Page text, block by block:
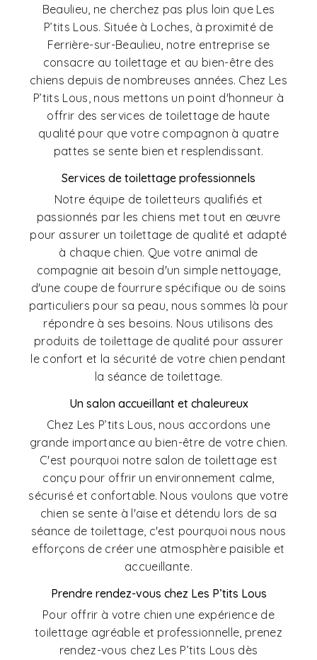
Beaulieu, ne cherchez pas plus loin que Les
P’tits Lous. Située à Loches, à proximité de
Ferrière-sur-Beaulieu, notre entreprise se
consacre au toilettage et au bien-être des
chiens depuis de nombreuses années. Chez Les
P’tits Lous, nous mettons un point d'honneur à
offrir des services de toilettage de haute
qualité pour que votre compagnon à quatre
pattes se sente bien et resplendissant.
Services de toilettage professionnels
Notre équipe de toiletteurs qualifiés et
passionnés par les chiens met tout en œuvre
pour assurer un toilettage de qualité et adapté
à chaque chien. Que votre animal de
compagnie ait besoin d'un simple nettoyage,
d'une coupe de fourrure spécifique ou de soins
particuliers pour sa peau, nous sommes là pour
répondre à ses besoins. Nous utilisons des
produits de toilettage de qualité pour assurer
le confort et la sécurité de votre chien pendant
la séance de toilettage.
Un salon accueillant et chaleureux
Chez Les P’tits Lous, nous accordons une
grande importance au bien-être de votre chien.
C'est pourquoi notre salon de toilettage est
conçu pour offrir un environnement calme,
sécurisé et confortable. Nous voulons que votre
chien se sente à l'aise et détendu lors de sa
séance de toilettage, c'est pourquoi nous nous
efforçons de créer une atmosphère paisible et
accueillante.
Prendre rendez-vous chez Les P’tits Lous
Pour offrir à votre chien une expérience de
toilettage agréable et professionnelle, prenez
rendez-vous chez Les P’tits Lous dès